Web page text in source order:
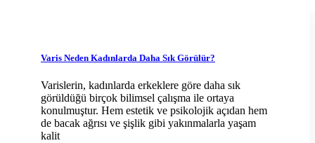
Varis Neden Kadınlarda Daha Sık Görülür?
Varislerin, kadınlarda erkeklere göre daha sık
görüldüğü birçok bilimsel çalışma ile ortaya
konulmuştur. Hem estetik ve psikolojik açıdan hem
de bacak ağrısı ve şişlik gibi yakınmalarla yaşam
kalit